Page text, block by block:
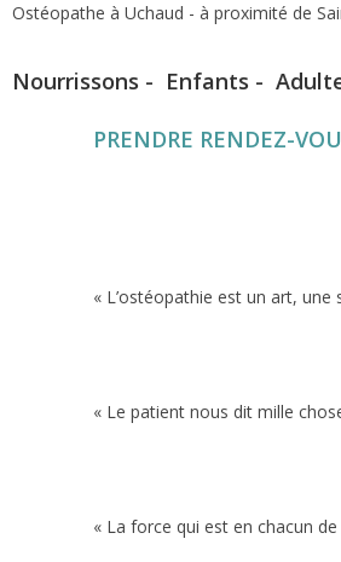
Ostéopathe à Uchaud - à proximité de
Nourrissons - Enfants -
PRENDRE RENDEZ-
« L’ostéopathie est un art, une
« Le patient nous dit mille
« La force qui est en chacun